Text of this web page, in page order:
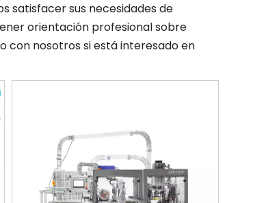
satisfacer sus necesidades de
orientación profesional sobre
con nosotros si está interesado en